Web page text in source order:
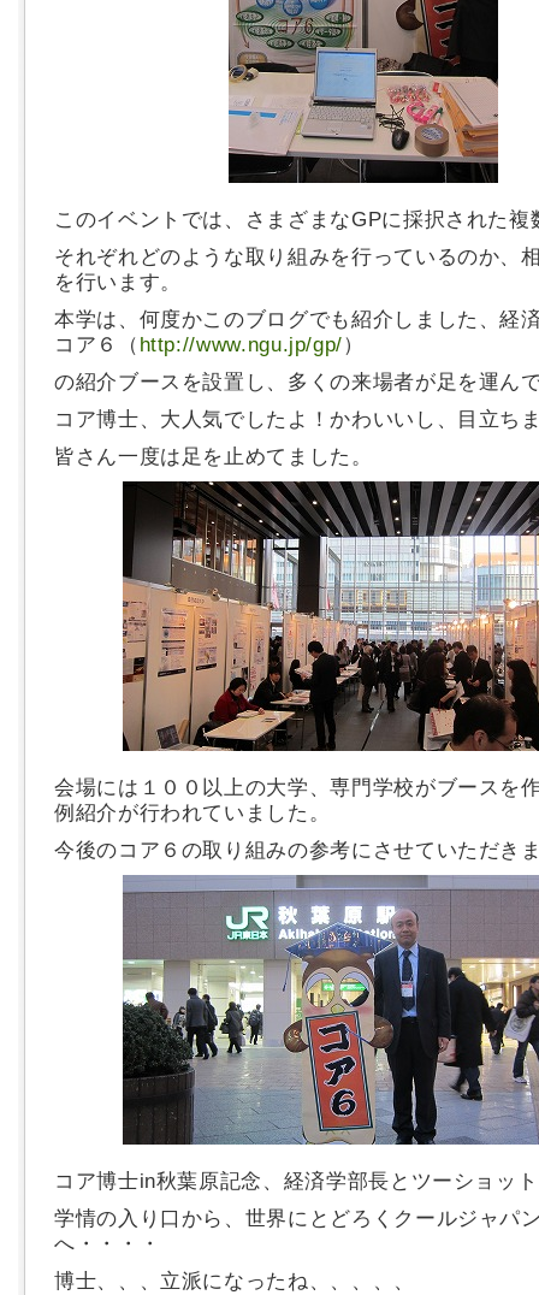
このイベントでは、さまざまなGPに採択された複
それぞれどのような取り組みを行っているのか、
を行います。
本学は、何度かこのブログでも紹介しました、経
コア６（ http://www.ngu.jp/gp/）
の紹介ブースを設置し、多くの来場者が足を運ん
コア博士、大人気でしたよ！かわいいし、目立ち
皆さん一度は足を止めてました。
会場には１００以上の大学、専門学校がブースを
例紹介が行われていました。
今後のコア６の取り組みの参考にさせていただき
コア博士in秋葉原記念、経済学部長とツーショッ
学情の入り口から、世界にとどろくクールジャパ
へ・・・・
博士、、、立派になったね、、、、、